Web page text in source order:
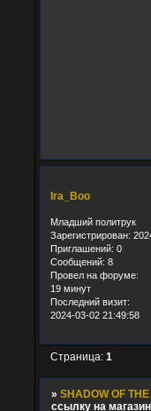
Ira_Boo
Младший политрук
Зарегистрирован:
Приглашений: 0
Сообщений: 8
Провел на форуме:
19 минут
Последний визит:
2024-03-02 21:49:58
Страница: 1
» SHADOW OF
ссылку на